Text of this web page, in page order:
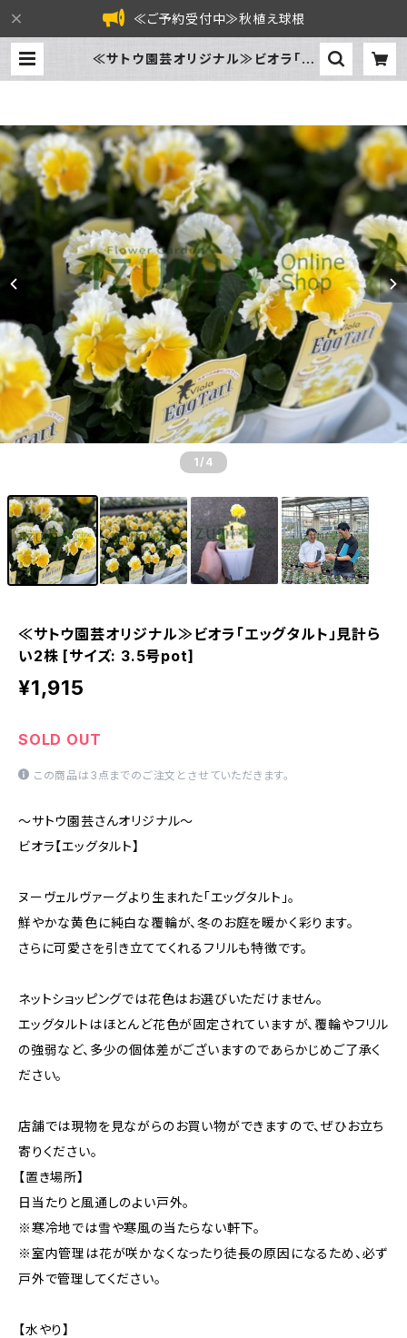
≪ご予約受付中≫秋植え球根
≪サトウ園芸オリジナル≫ビオラ「エ
1 /4
≪サトウ園芸オリジナル≫ビオラ「エッグタルト」見計ら
い2株 [サイズ: 3.5号pot]
¥1,915
SOLD OUT
この商品は3点までのご注文とさせていただきます。
～サトウ園芸さんオリジナル～
ビオラ【エッグタルト】
ヌーヴェルヴァーグより生まれた「エッグタルト」。
鮮やかな黄色に純白な覆輪が、冬のお庭を暖かく彩ります。
さらに可愛さを引き立ててくれるフリルも特徴です。
ネットショッピングでは花色はお選びいただけません。
エッグタルトはほとんど花色が固定されていますが、覆輪やフリル
の強弱など、多少の個体差がございますのであらかじめご了承く
ださい。
店舗では現物を見ながらのお買い物ができますので、ぜひお立ち
寄りください。
【置き場所】
日当たりと風通しのよい戸外。
※寒冷地では雪や寒風の当たらない軒下。
※室内管理は花が咲かなくなったり徒長の原因になるため、必ず
戸外で管理してください。
【水やり】